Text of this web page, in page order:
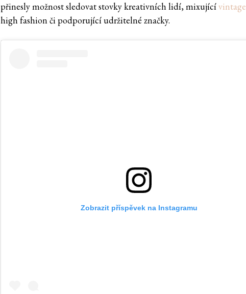
přinesly možnost sledovat stovky kreativních lidí, mixujícívintage
high fashion či podporující udržitelné značky.
Zobrazit příspěvek na Instagramu